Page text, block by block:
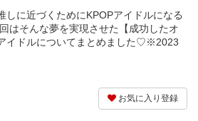
しに近づくためにKPOPアイドルになる
はそんな夢を実現させた【成功したオ
イドルについてまとめました♡※2023
お気に入り登録